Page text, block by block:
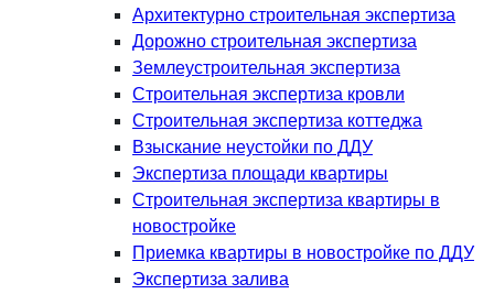
Архитектурно строительная экспертиза
Дорожно строительная экспертиза
Землеустроительная экспертиза
Строительная экспертиза кровли
Строительная экспертиза коттеджа
Взыскание неустойки по ДДУ
Экспертиза площади квартиры
Строительная экспертиза квартиры в
новостройке
Приемка квартиры в новостройке по ДДУ
Экспертиза залива